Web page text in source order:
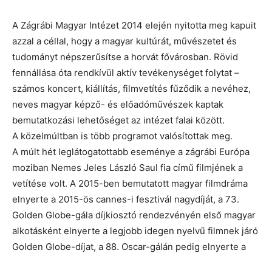
A Zágrábi Magyar Intézet 2014 elején nyitotta meg kapuit
azzal a céllal, hogy a magyar kultúrát, művészetet és
tudományt népszerűsítse a horvát fővárosban. Rövid
fennállása óta rendkívül aktív tevékenységet folytat –
számos koncert, kiállítás, filmvetítés fűződik a nevéhez,
neves magyar képző- és előadóművészek kaptak
bemutatkozási lehetőséget az intézet falai között.
A közelmúltban is több programot valósítottak meg.
A múlt hét leglátogatottabb eseménye a zágrábi Európa
moziban Nemes Jeles László Saul fia című filmjének a
vetítése volt. A 2015-ben bemutatott magyar filmdráma
elnyerte a 2015-ös cannes-i fesztivál nagydíját, a 73.
Golden Globe-gála díjkiosztó rendezvényén első magyar
alkotásként elnyerte a legjobb idegen nyelvű filmnek járó
Golden Globe-díjat, a 88. Oscar-gálán pedig elnyerte a